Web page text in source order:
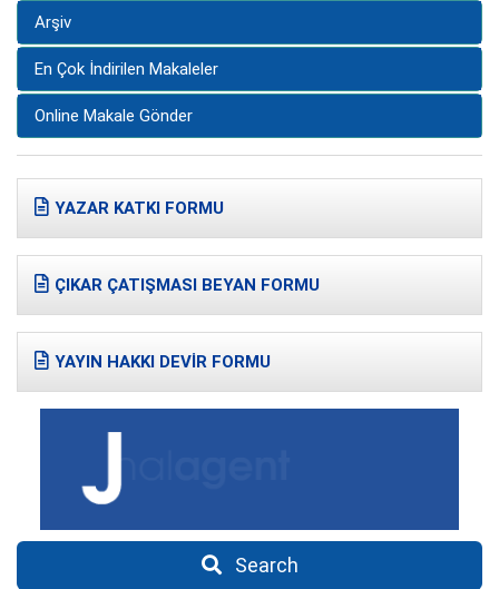
Arşiv
En Çok İndirilen Makaleler
Online Makale Gönder
YAZAR KATKI FORMU
ÇIKAR ÇATIŞMASI BEYAN FORMU
YAYIN HAKKI DEVİR FORMU
Search